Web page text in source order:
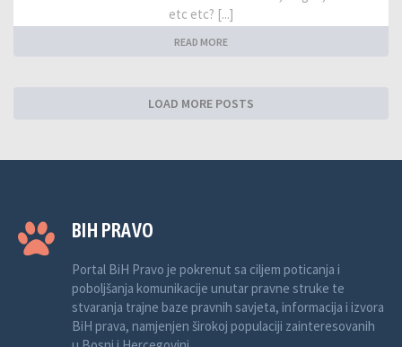
etc etc? [...]
READ MORE
LOAD MORE POSTS
BIH PRAVO
Portal BiH Pravo je pokrenut sa ciljem poticanja i
poboljšanja komunikacije unutar pravne struke te
stvaranja trajne baze pravnih savjeta, informacija i izvora
BiH prava, namjenjen širokoj populaciji zainteresovanih